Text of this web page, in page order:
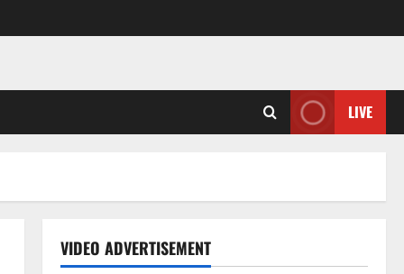
LIVE
VIDEO ADVERTISEMENT